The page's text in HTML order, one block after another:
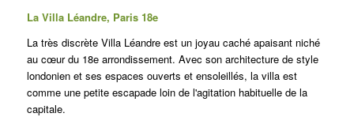
La Villa Léandre, Paris 18e
La très discrète Villa Léandre est un joyau caché apaisant niché
au cœur du 18e arrondissement. Avec son architecture de style
londonien et ses espaces ouverts et ensoleillés, la villa est
comme une petite escapade loin de l'agitation habituelle de la
capitale.